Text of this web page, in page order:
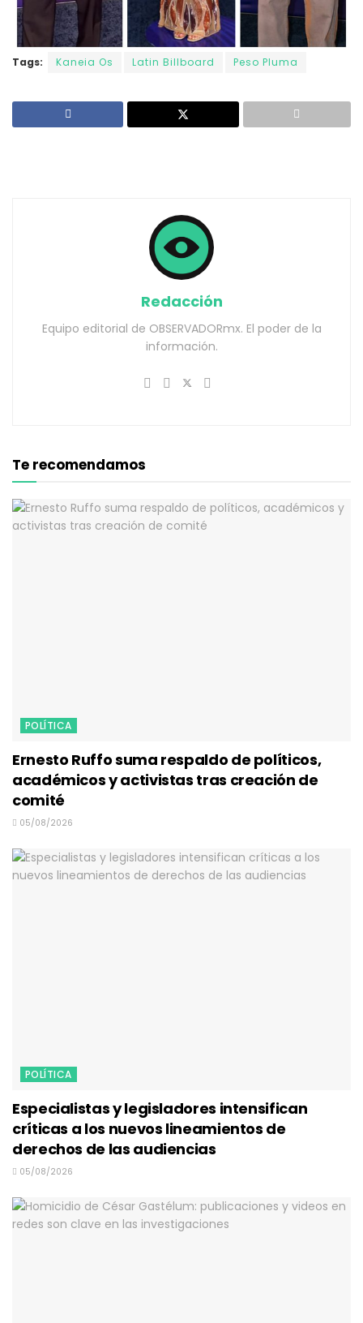
Tags: Kaneia Os Latin Billboard Peso Pluma
Redacción
Equipo editorial de OBSERVADORmx. El poder de la
información.
Te recomendamos
POLÍTICA
Ernesto Ruffo suma respaldo de políticos,
académicos y activistas tras creación de
comité
05/08/2026
POLÍTICA
Especialistas y legisladores intensifican
críticas a los nuevos lineamientos de
derechos de las audiencias
05/08/2026